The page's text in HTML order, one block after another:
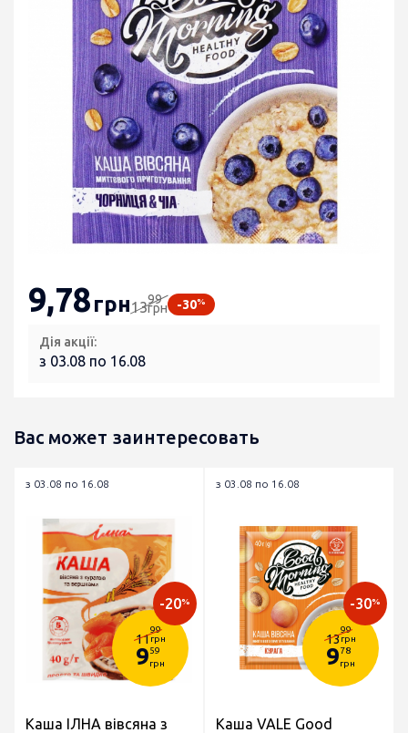
9,78грн1399
грн -30%
Дія акції:
з 03.08 по 16.08
Вас может заинтересовать
з 03.08 по 16.08
11
99
грн
959
грн
-20%
Каша ІЛНА вівсяна з
з 03.08 по 16.08
13
99
грн
978
грн
-30%
Каша VALE Good